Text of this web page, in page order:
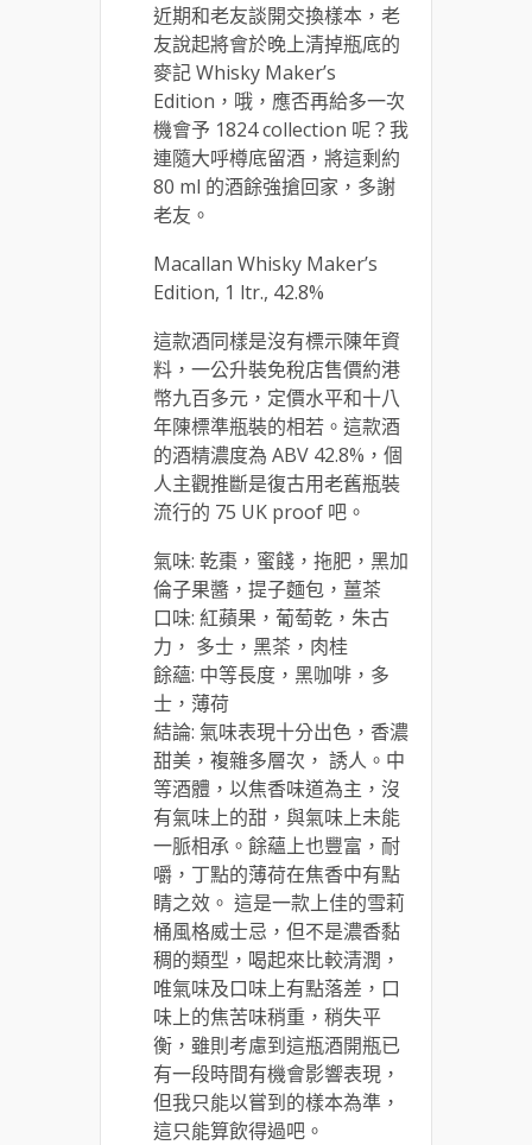
近期和老友談開交換樣本，老
友說起將會於晚上清掉瓶底的
麥記 Whisky Maker’s
Edition，哦，應否再給多一次
機會予 1824 collection 呢？我
連隨大呼樽底留酒，將這剩約
80 ml 的酒餘強搶回家，多謝
老友。
Macallan Whisky Maker’s
Edition, 1 ltr., 42.8%
這款酒同樣是沒有標示陳年資
料，一公升裝免稅店售價約港
幣九百多元，定價水平和十八
年陳標準瓶裝的相若。這款酒
的酒精濃度為 ABV 42.8%，個
人主觀推斷是復古用老舊瓶裝
流行的 75 UK proof 吧。
氣味: 乾棗，蜜餞，拖肥，黑加
倫子果醬，提子麵包，薑茶
口味: 紅蘋果，葡萄乾，朱古
力， 多士，黑茶，肉桂
餘蘊: 中等長度，黑咖啡，多
士，薄荷
結論: 氣味表現十分出色，香濃
甜美，複雜多層次， 誘人。中
等酒體，以焦香味道為主，沒
有氣味上的甜，與氣味上未能
一脈相承。餘蘊上也豐富，耐
嚼，丁點的薄荷在焦香中有點
睛之效。 這是一款上佳的雪莉
桶風格威士忌，但不是濃香黏
稠的類型，喝起來比較清潤，
唯氣味及口味上有點落差，口
味上的焦苦味稍重，稍失平
衡，雖則考慮到這瓶酒開瓶已
有一段時間有機會影響表現，
但我只能以嘗到的樣本為準，
這只能算飲得過吧。